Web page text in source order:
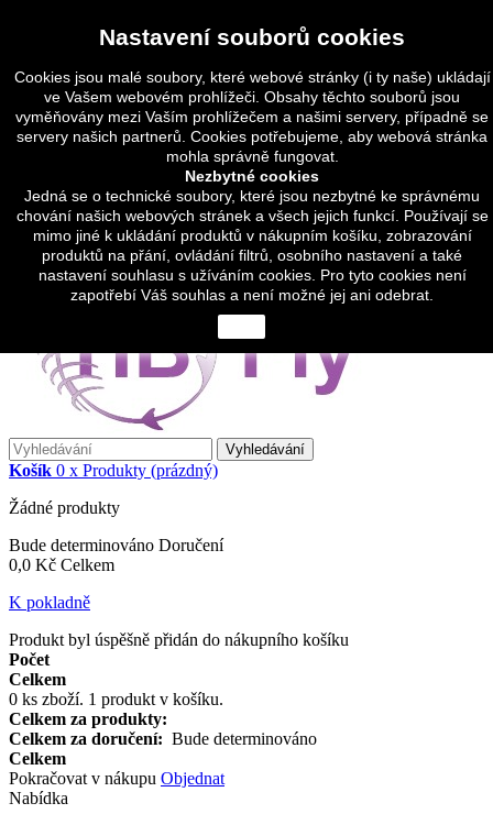
Czech koruna (CZK)
Euro (EUR)
Čeština
English
Napište nám
Zavolejte nám: (+420) 774 317 248
Vyhledávání
Košík 0 x Produkty (prázdný)
Žádné produkty
Bude determinováno Doručení
0,0 Kč Celkem
K pokladně
Produkt byl úspěšně přidán do nákupního košíku
Počet
Celkem
0 ks zboží. 1 produkt v košíku.
Celkem za produkty:
Celkem za doručení: Bude determinováno
Celkem
Pokračovat v nákupu Objednat
Nabídka
Nastavení souborů cookies
Cookies jsou malé soubory, které webové stránky (i ty naše) ukládají
ve Vašem webovém prohlížeči. Obsahy těchto souborů jsou
vyměňovány mezi Vaším prohlížečem a našimi servery, případně se
servery našich partnerů. Cookies potřebujeme, aby webová stránka
mohla správně fungovat.
Nezbytné cookies
Jedná se o technické soubory, které jsou nezbytné ke správnému
chování našich webových stránek a všech jejich funkcí. Používají se
mimo jiné k ukládání produktů v nákupním košíku, zobrazování
produktů na přání, ovládání filtrů, osobního nastavení a také
nastavení souhlasu s užíváním cookies. Pro tyto cookies není
zapotřebí Váš souhlas a není možné jej ani odebrat.